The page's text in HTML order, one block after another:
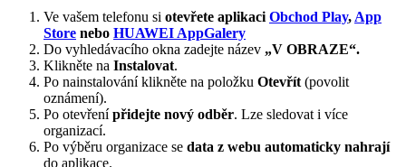
Ve vašem telefonu si otevřete aplikaci Obchod Play, App
Store nebo HUAWEI AppGalery
Do vyhledávacího okna zadejte název „V OBRAZE“.
Klikněte na Instalovat.
Po nainstalování klikněte na položku Otevřít (povolit
oznámení).
Po otevřenípřidejte nový odběr. Lze sledovat i více
organizací.
Po výběru organizace se data z webu automaticky nahrají
do aplikace.